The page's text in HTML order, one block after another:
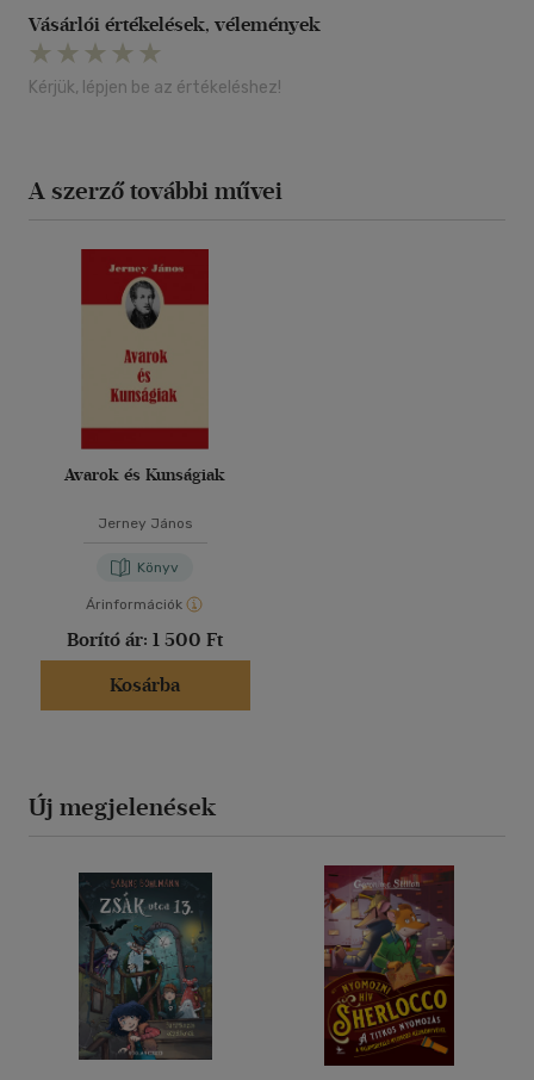
Vásárlói értékelések, vélemények
Kérjük, lépjen be az értékeléshez!
A szerző további művei
Avarok és Kunságiak
Jerney János
Könyv
Árinformációk
Borító ár: 1 500 Ft
Kosárba
Új megjelenések